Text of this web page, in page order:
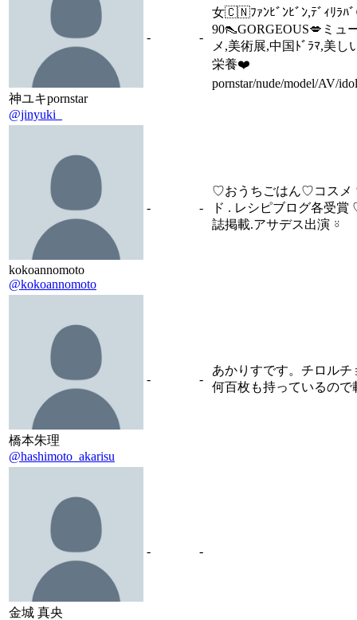
神ユキpornstar
@jinyuki_
- -
女🇨🇳ﾌｧﾝﾋﾞﾝﾋﾞﾝ,ﾃﾞｨﾘﾗﾊﾞ
90👠GORGEOUS💋ミュ
メ,美術展,中国ﾄﾞﾗﾏ,美し
栄養❤️
pornstar/nude/model/AV/
kokoannomoto
@kokoannomoto
- -
♡⁠おうちごはん♡コスメ
ド . レシピブログ各受
誌掲載.アサデス出演 ⍤
橋本朱理
@hashimoto_akarisu
- -
あかりすです。チロルチ
何百枚も持っているので
金城 真央
- -